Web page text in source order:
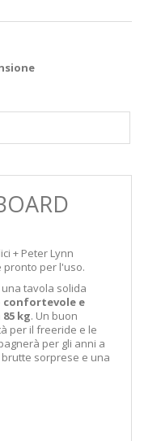
+ Peter Lynn
pronto per l'uso.
tavola solida
confortevole e
kg. Un buon
per il freeride e le
per gli anni a
sorprese e una